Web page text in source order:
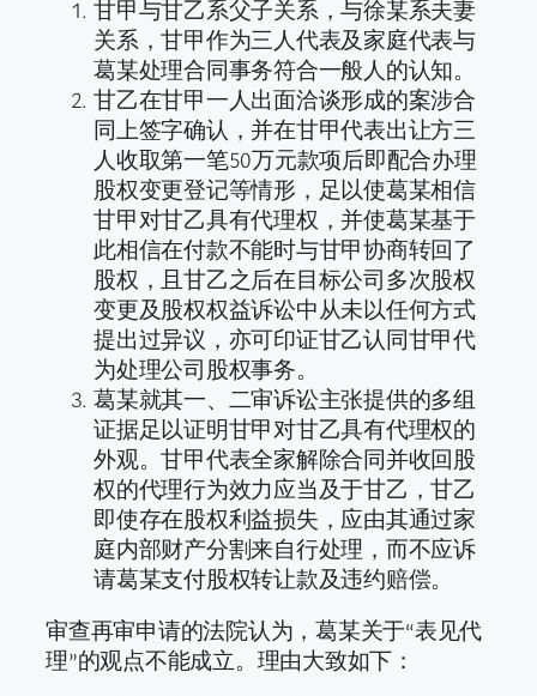
甘甲与甘乙系父子关系，与徐某系夫妻
关系，甘甲作为三人代表及家庭代表与
葛某处理合同事务符合一般人的认知。
甘乙在甘甲一人出面洽谈形成的案涉合
同上签字确认，并在甘甲代表出让方三
人收取第一笔50万元款项后即配合办理
股权变更登记等情形，足以使葛某相信
甘甲对甘乙具有代理权，并使葛某基于
此相信在付款不能时与甘甲协商转回了
股权，且甘乙之后在目标公司多次股权
变更及股权权益诉讼中从未以任何方式
提出过异议，亦可印证甘乙认同甘甲代
为处理公司股权事务。
葛某就其一、二审诉讼主张提供的多组
证据足以证明甘甲对甘乙具有代理权的
外观。甘甲代表全家解除合同并收回股
权的代理行为效力应当及于甘乙，甘乙
即使存在股权利益损失，应由其通过家
庭内部财产分割来自行处理，而不应诉
请葛某支付股权转让款及违约赔偿。
审查再审申请的法院认为，葛某关于“表见代
理”的观点不能成立。理由大致如下：